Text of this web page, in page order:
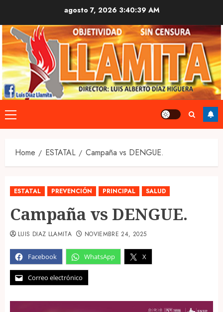
content
agosto 7, 2026 3:40:40 AM
Primary
Menu
Home ESTATAL Campaña vs DENGUE.
ESTATAL PREVENCIÓN PRINCIPAL SALUD
Campaña vs DENGUE.
Facebook WhatsApp X
Correo electrónico
LUIS DIAZ LLAMITA NOVIEMBRE 24, 2025